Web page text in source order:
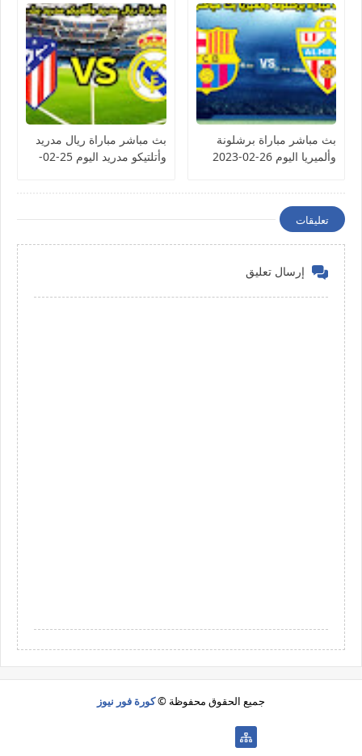
بث مباشر مباراة برشلونة
وألميريا اليوم 26-02-2023
بث مباشر مباراة ريال مدريد
وأتلتيكو مدريد اليوم 25-02-
تعليقات
إرسال تعليق
جميع الحقوق محفوظة ©كورة فور نيوز